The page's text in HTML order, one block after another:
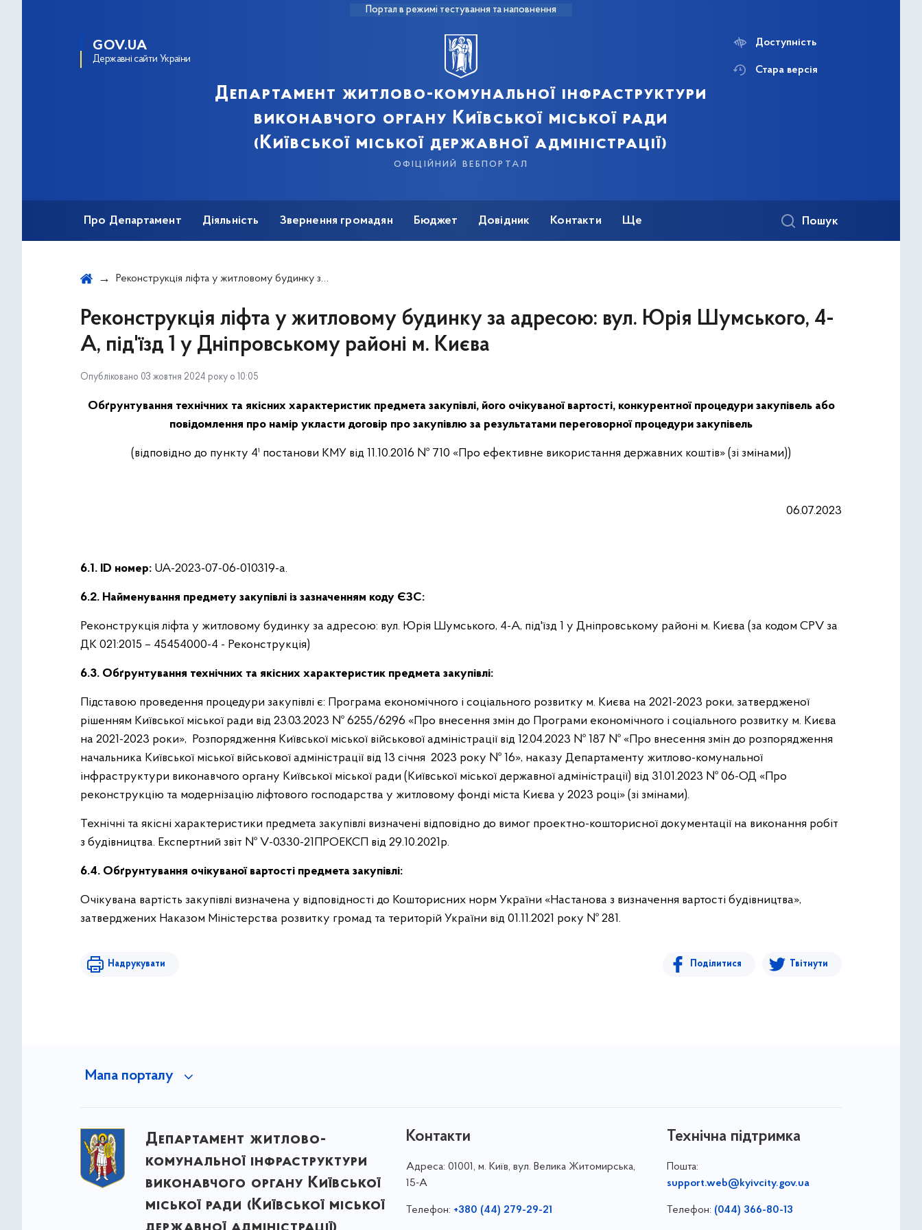
Портал в режимі тестування та наповнення
GOV.UA
Державні сайти України
Департамент житлово-комунальної інфраструктури
виконавчого органу Київської міської ради
(Київської міської державної адміністрації)
офіційний вебпортал
Доступність
Стара версія
Про Департамент Діяльність Звернення громадян Бюджет Довідник Контакти Ще Пошук
Реконструкція ліфта у житловому будинку за адресою: вул. Юрія Шумського, 4-А, під'їзд 1 у Дніпровському районі м. Києва
Реконструкція ліфта у житловому будинку за адресою: вул. Юрія Шумського, 4-
А, під'їзд 1 у Дніпровському районі м. Києва
Опубліковано 03 жовтня 2024 року о 10:05
Обґрунтування технічних та якісних характеристик предмета закупівлі, його очікуваної вартості, конкурентної процедури закупівель або
повідомлення про намір укласти договір про закупівлю за результатами переговорної процедури закупівель
(відповідно до пункту 4¹ постанови КМУ від 11.10.2016 № 710 «Про ефективне використання державних коштів» (зі змінами))
06.07.2023
6.1. ID номер: UA-2023-07-06-010319-a.
6.2. Найменування предмету закупівлі із зазначенням коду ЄЗС:
Реконструкція ліфта у житловому будинку за адресою: вул. Юрія Шумського, 4-А, під'їзд 1 у Дніпровському районі м. Києва (за кодом CPV за
ДК 021:2015 – 45454000-4 - Реконструкція)
6.3. Обґрунтування технічних та якісних характеристик предмета закупівлі:
Підставою проведення процедури закупівлі є: Програма економічного і соціального розвитку м. Києва на 2021-2023 роки, затвердженої
рішенням Київської міської ради від 23.03.2023 № 6255/6296 «Про внесення змін до Програми економічного і соціального розвитку м. Києва
на 2021-2023 роки», Розпорядження Київської міської військової адміністрації від 12.04.2023 № 187 № «Про внесення змін до розпорядження
начальника Київської міської військової адміністрації від 13 січня 2023 року № 16», наказу Департаменту житлово-комунальної
інфраструктури виконавчого органу Київської міської ради (Київської міської державної адміністрації) від 31.01.2023 № 06-ОД «Про
реконструкцію та модернізацію ліфтового господарства у житловому фонді міста Києва у 2023 році» (зі змінами).
Технічні та якісні характеристики предмета закупівлі визначені відповідно до вимог проектно-кошторисної документації на виконання робіт
з будівництва. Експертний звіт № V-0330-21ПРОЕКСП від 29.10.2021р.
6.4. Обґрунтування очікуваної вартості предмета закупівлі:
Очікувана вартість закупівлі визначена у відповідності до Кошторисних норм України «Настанова з визначення вартості будівництва»,
затверджених Наказом Міністерства розвитку громад та територій України від 01.11.2021 року № 281.
Надрукувати Поділитися Твітнути
Мапа порталу
Департамент житлово-
комунальної інфраструктури
виконавчого органу Київської
міської ради (Київської міської
Контакти
Адреса: 01001, м. Київ, вул. Велика Житомирська,
15-А
Телефон: +380 (44) 279-29-21
Технічна підтримка
Пошта:
support.web@kyivcity.gov.ua
Телефон: (044) 366-80-13